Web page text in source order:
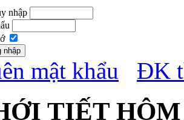
nhập
mật khẩu ĐK
TIẾT